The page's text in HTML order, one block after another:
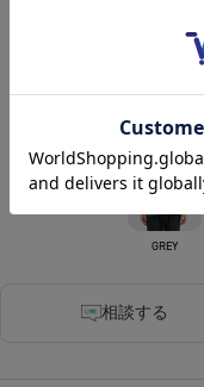
GREY
相談する